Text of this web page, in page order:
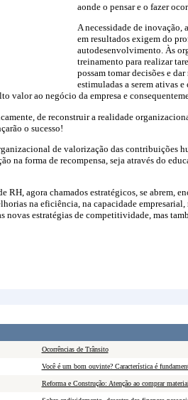
aonde o pensar e o fazer
A necessidade de inovação,
em resultados exigem do
autodesenvolvimento. Às
treinamento para realizar
possam tomar decisões e dar
estimuladas a serem ativas
valor ao negócio da empresa e
de reconstruir a realidade
o sucesso!
de valorização das contribuições
na forma de recompensa, seja através do
RH, agora chamados estratégicos, se abrem,
na eficiência, na capacidade empresarial,
novas estratégias de competitividade, mas
Ocorrências de Trânsito
Você é um bom ouvinte? Característica é
Reforma e Construção: Atenção ao comprar